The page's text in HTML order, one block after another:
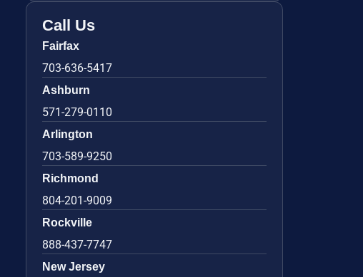
Call Us
Fairfax
703-636-5417
Ashburn
571-279-0110
Arlington
703-589-9250
Richmond
804-201-9009
Rockville
888-437-7747
New Jersey